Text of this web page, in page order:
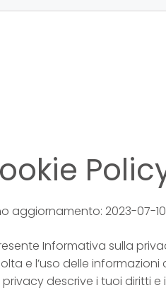
aggiornamento: 2023-07-10
Informativa sulla
e l’uso delle
privacy descrive i tuoi diritti